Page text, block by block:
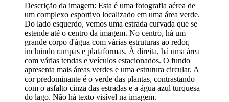
Descrição da imagem: Esta é uma fotografia aérea de
um complexo esportivo localizado em uma área verde.
Do lado esquerdo, vemos uma estrada curvada que se
estende até o centro da imagem. No centro, há um
grande corpo d'água com várias estruturas ao redor,
incluindo rampas e plataformas. À direita, há uma área
com várias tendas e veículos estacionados. O fundo
apresenta mais áreas verdes e uma estrutura circular. A
cor predominante é o verde das plantas, contrastando
com o asfalto cinza das estradas e a água azul turquesa
do lago. Não há texto visível na imagem.